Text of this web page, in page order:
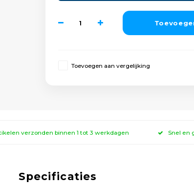
Toevoegen aan vergelijking
verzonden binnen 1 tot 3 werkdagen Snel en
Specificaties